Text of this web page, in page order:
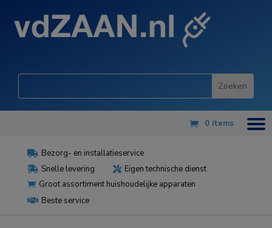
0 items
 Bezorg- en installatieservice
 Snelle levering  Eigen technische dienst
 Groot assortiment huishoudelijke apparaten
 Beste service